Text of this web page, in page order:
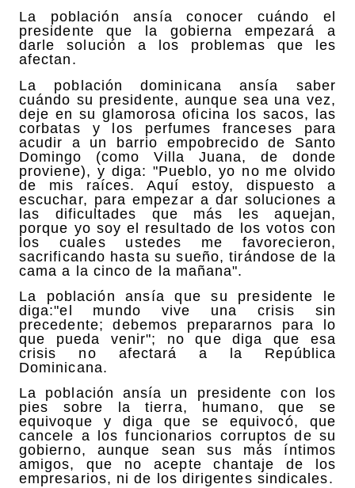
La población ansía conocer cuándo el
presidente que la gobierna empezará a
darle solución a los problemas que les
afectan.
La población dominicana ansía saber
cuándo su presidente, aunque sea una vez,
deje en su glamorosa oficina los sacos, las
corbatas y los perfumes franceses para
acudir a un barrio empobrecido de Santo
Domingo (como Villa Juana, de donde
proviene), y diga: "Pueblo, yo no me olvido
de mis raíces. Aquí estoy, dispuesto a
escuchar, para empezar a dar soluciones a
las dificultades que más les aquejan,
porque yo soy el resultado de los votos con
los cuales ustedes me favorecieron,
sacrificando hasta su sueño, tirándose de la
cama a la cinco de la mañana".
La población ansía que su presidente le
diga:"el mundo vive una crisis sin
precedente; debemos prepararnos para lo
que pueda venir"; no que diga que esa
crisis no afectará a la República
Dominicana.
La población ansía un presidente con los
pies sobre la tierra, humano, que se
equivoque y diga que se equivocó, que
cancele a los funcionarios corruptos de su
gobierno, aunque sean sus más íntimos
amigos, que no acepte chantaje de los
empresarios, ni de los dirigentes sindicales.